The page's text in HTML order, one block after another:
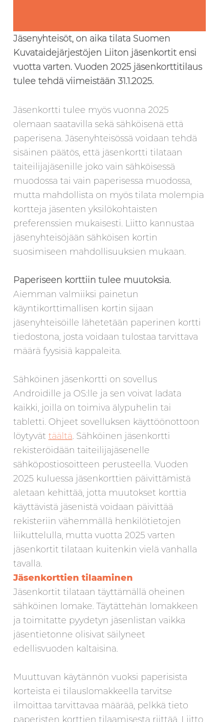
Jäsenyhteisöt, on aika tilata Suomen
Kuvataidejärjestöjen Liiton jäsenkortit ensi
vuotta varten. Vuoden 2025 jäsenkorttitilaus
tulee tehdä viimeistään 31.1.2025.
Jäsenkortti tulee myös vuonna 2025
olemaan saatavilla sekä sähköisenä että
paperisena. Jäsenyhteisössä voidaan tehdä
sisäinen päätös, että jäsenkortti tilataan
taiteilijajäsenille joko vain sähköisessä
muodossa tai vain paperisessa muodossa,
mutta mahdollista on myös tilata molempia
kortteja jäsenten yksilökohtaisten
preferenssien mukaisesti. Liitto kannustaa
jäsenyhteisöjään sähköisen kortin
suosimiseen mahdollisuuksien mukaan.
Paperiseen korttiin tulee muutoksia.
Aiemman valmiiksi painetun
käyntikorttimallisen kortin sijaan
jäsenyhteisöille lähetetään paperinen kortti
tiedostona, josta voidaan tulostaa tarvittava
määrä fyysisiä kappaleita.
Sähköinen jäsenkortti on sovellus
Androidille ja OS:lle ja sen voivat ladata
kaikki, joilla on toimiva älypuhelin tai
tabletti. Ohjeet sovelluksen käyttöönottoon
löytyvät täältä. Sähköinen jäsenkortti
rekisteröidään taiteilijajäsenelle
sähköpostiosoitteen perusteella. Vuoden
2025 kuluessa jäsenkorttien päivittämistä
aletaan kehittää, jotta muutokset korttia
käyttävistä jäsenistä voidaan päivittää
rekisteriin vähemmällä henkilötietojen
liikuttelulla, mutta vuotta 2025 varten
jäsenkortit tilataan kuitenkin vielä vanhalla
tavalla.
Jäsenkorttien tilaaminen
Jäsenkortit tilataan täyttämällä oheinen
sähköinen lomake. Täytättehän lomakkeen
ja toimitatte pyydetyn jäsenlistan vaikka
jäsentietonne olisivat säilyneet
edellisvuoden kaltaisina.
Muuttuvan käytännön vuoksi paperisista
korteista ei tilauslomakkeella tarvitse
ilmoittaa tarvittavaa määrää, pelkkä tieto
paperisten korttien tilaamisesta riittää. Liitto